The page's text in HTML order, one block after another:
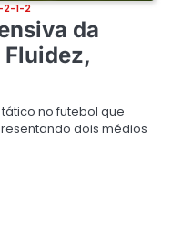
2-1-2
da
Fluidez,
no futebol que
dois médios